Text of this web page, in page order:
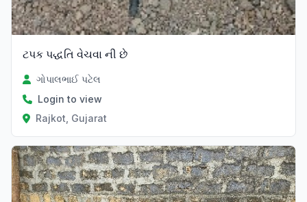
ટપક પદ્ધતિ વેચવા ની છે
ગોપાલભાઈ પટેલ
Login to view
Rajkot, Gujarat